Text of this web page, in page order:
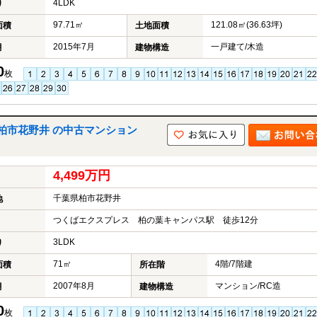
4LDK
積 97.71㎡ 土地面積 121.08㎡(36.63坪)
2015年7月 建物構造 一戸建て/木造
枚
市花野井 の中古マンション
4,499万円
千葉県柏市花野井
つくばエクスプレス 柏の葉キャンパス駅 徒歩12分
3LDK
積 71㎡ 所在階 4階/7階建
2007年8月 建物構造 マンション/RC造
枚